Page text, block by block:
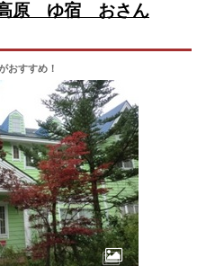
原 ゆ宿 おさん
おすすめ！